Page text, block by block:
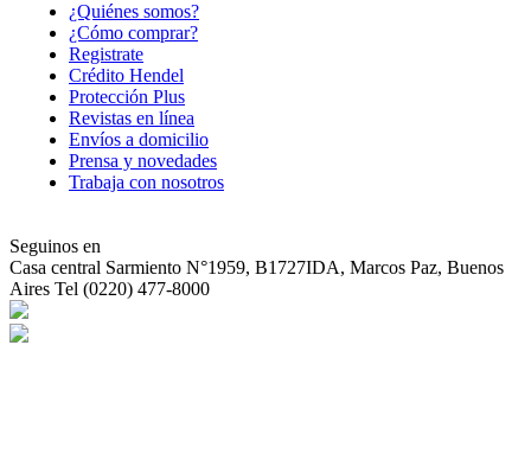
¿Quiénes somos?
¿Cómo comprar?
Registrate
Crédito Hendel
Protección Plus
Revistas en línea
Envíos a domicilio
Prensa y novedades
Trabaja con nosotros
Seguinos en
Casa central Sarmiento N°1959, B1727IDA, Marcos Paz, Buenos
Aires Tel (0220) 477-8000